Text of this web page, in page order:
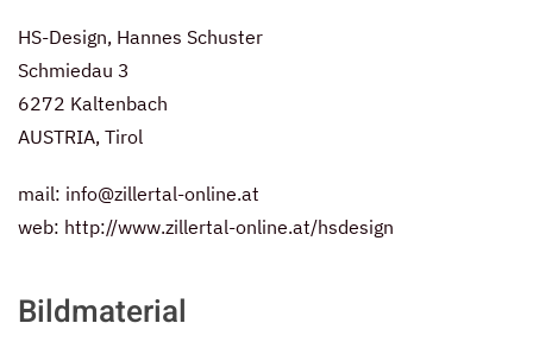
HS-Design, Hannes Schuster
Schmiedau 3
6272 Kaltenbach
AUSTRIA, Tirol
mail: info@zillertal-online.at
web: http://www.zillertal-online.at/hsdesign
Bildmaterial